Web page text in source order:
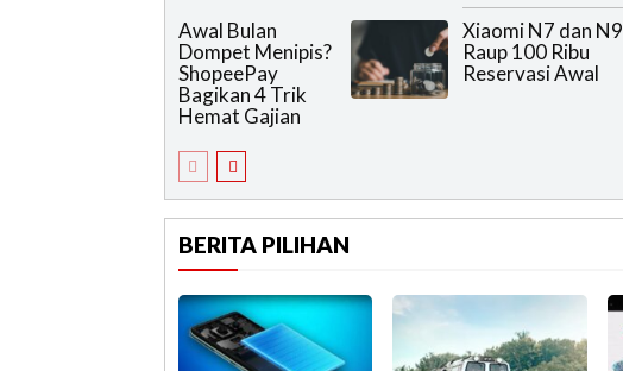
Awal Bulan
Dompet Menipis?
ShopeePay
Bagikan 4 Trik
Hemat Gajian
Xiaomi N7 dan N9
Raup 100 Ribu
Reservasi Awal
BERITA PILIHAN